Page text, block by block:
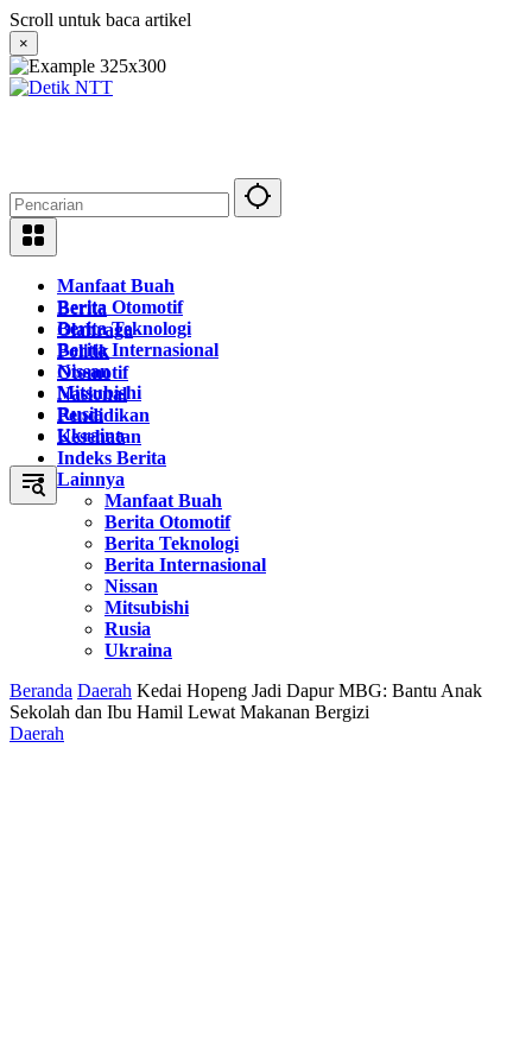
Langsung
ke
konten
Scroll untuk baca artikel
×
Manfaat Buah
Berita Otomotif
Berita Teknologi
Berita Internasional
Nissan
Mitsubishi
Rusia
Ukraina
Berita
Olahraga
Politik
Otomotif
Nasional
Pendidikan
Kesehatan
Indeks Berita
Lainnya
Manfaat Buah
Berita Otomotif
Berita Teknologi
Berita Internasional
Nissan
Mitsubishi
Rusia
Ukraina
Beranda Daerah Kedai Hopeng Jadi Dapur MBG: Bantu Anak
Sekolah dan Ibu Hamil Lewat Makanan Bergizi
Daerah